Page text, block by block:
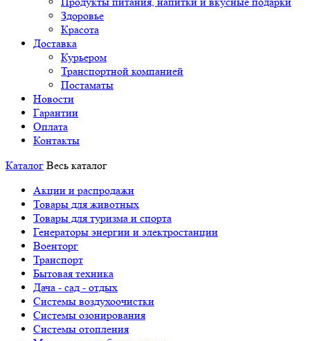
Здоровье
Красота
Доставка
Курьером
Транспортной компанией
Постаматы
Новости
Гарантии
Оплата
Контакты
Каталог Весь каталог
Акции и распродажи
Товары для животных
Товары для туризма и спорта
Генераторы энергии и электростанции
Военторг
Транспорт
Бытовая техника
Дача - сад - отдых
Системы воздухоочистки
Системы озонирования
Системы отопления